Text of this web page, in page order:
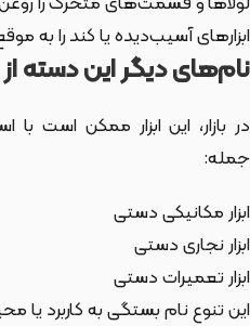
ابزارهای آسیب‌دیده یا کند را به
نام‌های دیگر این دسته از
در بازار، این ابزار ممکن است با
جمله:
ابزار مکانیکی دستی
ابزار نجاری دستی
ابزار تعمیرات دستی
این تنوع نام بستگی به کاربرد یا